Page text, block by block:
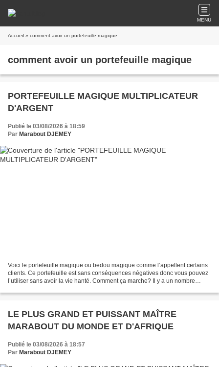
MENU
Accueil » comment avoir un portefeuille magique
comment avoir un portefeuille magique
PORTEFEUILLE MAGIQUE MULTIPLICATEUR
D'ARGENT
Publié le 03/08/2026 à 18:59
Par Marabout DJEMEY
Voici le portefeuille magique ou bedou magique comme l’appellent certains
clients. Ce portefeuille est sans conséquences négatives donc vous pouvez
l’utiliser sans avoir la vie hanté. Comment ça marche? Il y a un nombre
LE PLUS GRAND ET PUISSANT MAÎTRE
MARABOUT DU MONDE ET D'AFRIQUE
Publié le 03/08/2026 à 18:57
Par Marabout DJEMEY